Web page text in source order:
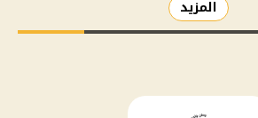
المزيد